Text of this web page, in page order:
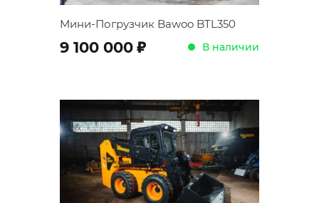
Мини-Погрузчик Bawoo BTL350
9 100 000 ; В наличии